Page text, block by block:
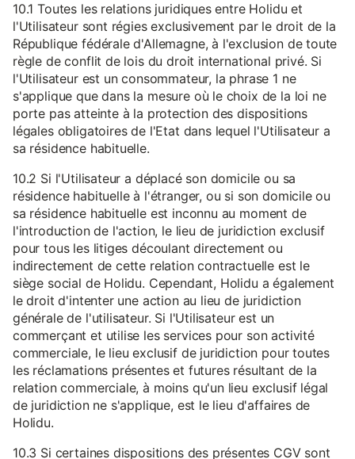
10.1 Toutes les relations juridiques entre Holidu et
l'Utilisateur sont régies exclusivement par le droit de la
République fédérale d'Allemagne, à l'exclusion de toute
règle de conflit de lois du droit international privé. Si
l'Utilisateur est un consommateur, la phrase 1 ne
s'applique que dans la mesure où le choix de la loi ne
porte pas atteinte à la protection des dispositions
légales obligatoires de l'Etat dans lequel l'Utilisateur a
sa résidence habituelle.
10.2 Si l'Utilisateur a déplacé son domicile ou sa
résidence habituelle à l'étranger, ou si son domicile ou
sa résidence habituelle est inconnu au moment de
l'introduction de l'action, le lieu de juridiction exclusif
pour tous les litiges découlant directement ou
indirectement de cette relation contractuelle est le
siège social de Holidu. Cependant, Holidu a également
le droit d'intenter une action au lieu de juridiction
générale de l'utilisateur. Si l'Utilisateur est un
commerçant et utilise les services pour son activité
commerciale, le lieu exclusif de juridiction pour toutes
les réclamations présentes et futures résultant de la
relation commerciale, à moins qu'un lieu exclusif légal
de juridiction ne s'applique, est le lieu d'affaires de
Holidu.
10.3 Si certaines dispositions des présentes CGV sont